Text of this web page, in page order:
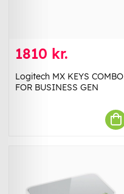
1810 kr.
Logitech MX KEYS COMBO
FOR BUSINESS GEN